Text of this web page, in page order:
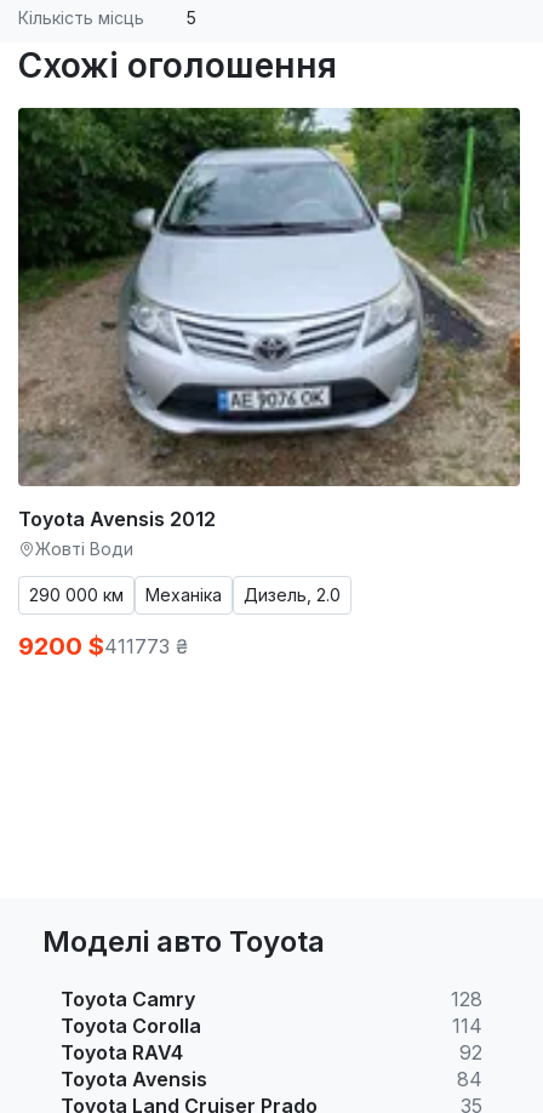
Кількість місць 5
Схожі оголошення
Toyota Avensis 2012
Жовті Води
290 000 км Механіка Дизель, 2.0
9200 $411773 ₴
Моделі авто Toyota
Toyota Camry
128
Toyota Corolla
114
Toyota RAV4
92
Toyota Avensis
84
Toyota Land Cruiser Prado
35